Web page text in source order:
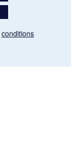
conditions